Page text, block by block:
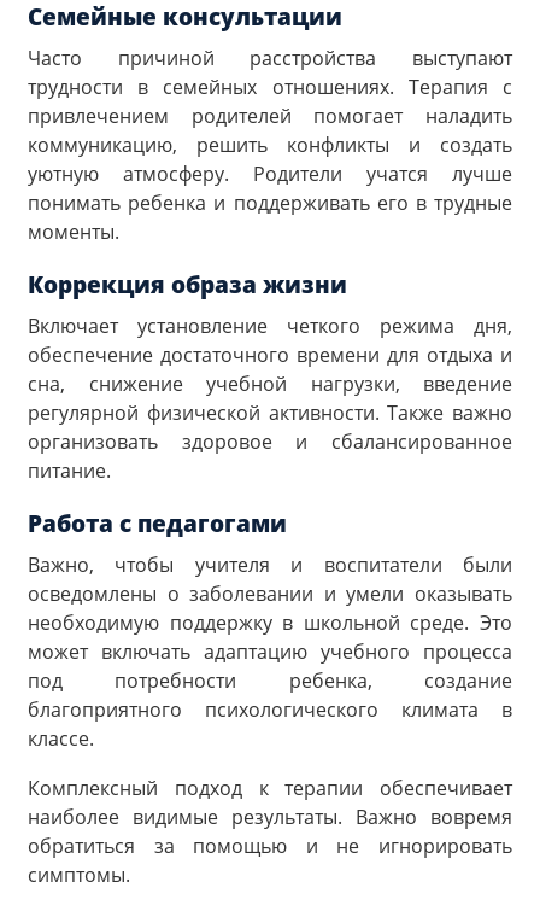
Семейные консультации
Часто причиной расстройства выступают
трудности в семейных отношениях. Терапия с
привлечением родителей помогает наладить
коммуникацию, решить конфликты и создать
уютную атмосферу. Родители учатся лучше
понимать ребенка и поддерживать его в трудные
моменты.
Коррекция образа жизни
Включает установление четкого режима дня,
обеспечение достаточного времени для отдыха и
сна, снижение учебной нагрузки, введение
регулярной физической активности. Также важно
организовать здоровое и сбалансированное
питание.
Работа с педагогами
Важно, чтобы учителя и воспитатели были
осведомлены о заболевании и умели оказывать
необходимую поддержку в школьной среде. Это
может включать адаптацию учебного процесса
под потребности ребенка, создание
благоприятного психологического климата в
классе.
Комплексный подход к терапии обеспечивает
наиболее видимые результаты. Важно вовремя
обратиться за помощью и не игнорировать
симптомы.